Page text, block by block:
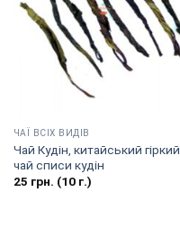
ЧАЇ ВСІХ ВИДІВ
Чай Кудін, китайський гіркий
чай списи кудін
25 грн. (10 г.)